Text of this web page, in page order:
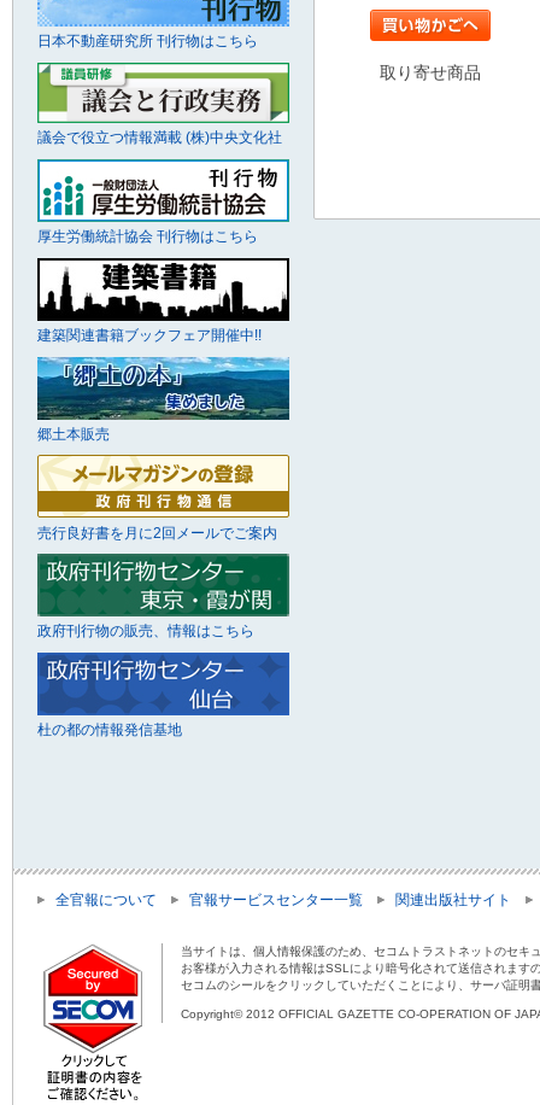
取り寄せ商品
日本不動産研究所 刊行物はこちら
議会で役立つ情報満載 (株)中央文化社
厚生労働統計協会 刊行物はこちら
建築関連書籍ブックフェア開催中!!
郷土本販売
売行良好書を月に2回メールでご案内
政府刊行物の販売、情報はこちら
杜の都の情報発信基地
全官報について 官報サービスセンター一覧 関連出版社サイト
当サイトは、個人情報保護のため、セコムトラストネットのセキ
お客様が入力される情報はSSLにより暗号化されて送信されま
セコムのシールをクリックしていただくことにより、サーバ証明
Copyright© 2012 OFFICIAL GAZETTE CO-OPERATION OF